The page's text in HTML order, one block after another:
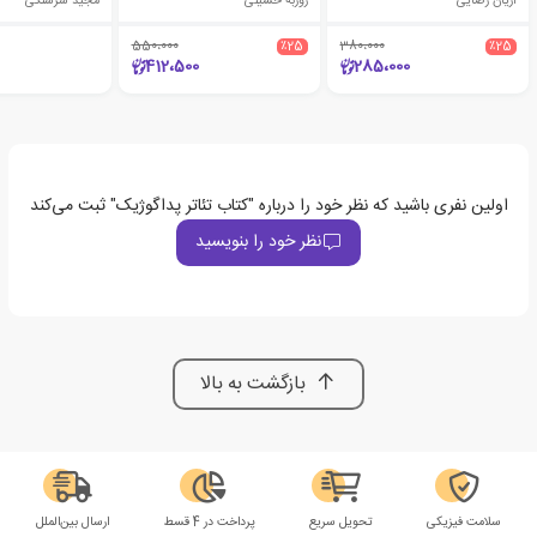
٪25 380،000
285،000
٪25 550،000
412،500
اولین نفری باشید که نظر خود را درباره "کتاب تئاتر پداگوژیک" ثبت می‌کند
نظر خود را بنویسید
بازگشت به بالا
سلامت فیزیکی تحویل سریع پرداخت در 4 قسط ارسال بین‌الملل